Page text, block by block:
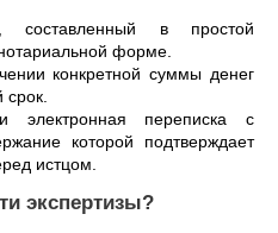
составленный в простой
форме.
конкретной суммы денег
срок.
электронная переписка с
которой подтверждает
истцом.
экспертизы?